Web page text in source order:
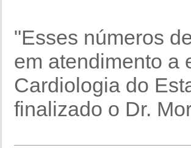
"Esses números
em atendimento a
Cardiologia do
finalizado o Dr.